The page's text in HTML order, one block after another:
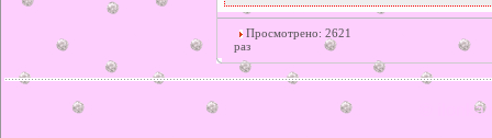
Просмотрено: 2621
раз
©